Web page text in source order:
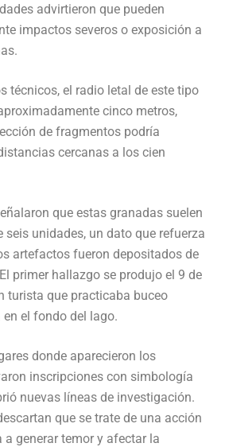
advirtieron que pueden
impactos severos o exposición a
técnicos, el radio letal de este tipo
cinco metros,
de fragmentos podría
cercanas a los cien
que estas granadas suelen
seis unidades, un dato que refuerza
artefactos fueron depositados de
primer hallazgo se produjo el 9 de
turista que practicaba buceo
el fondo del lago.
donde aparecieron los
inscripciones con simbología
nuevas líneas de investigación.
que se trate de una acción
generar temor y afectar la